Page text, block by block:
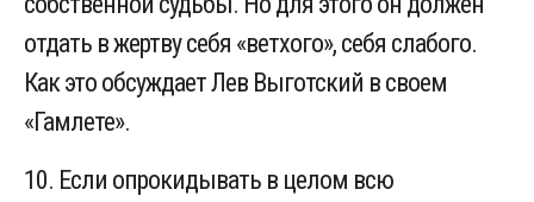
отдать в жертву себя «ветхого», себя слабого.
Как это обсуждает Лев Выготский в своем
«Гамлете».
10. Если опрокидывать в целом всю